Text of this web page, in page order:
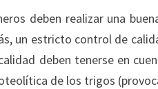
deben realizar una
un estricto control de
deben tenerse en
de los trigos